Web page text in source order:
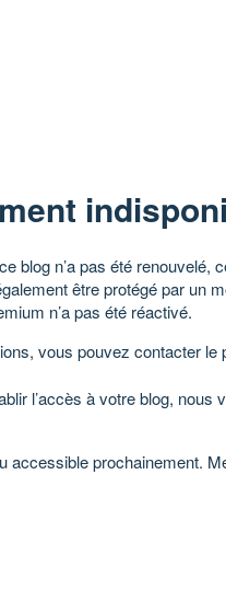
blog n’a pas été renouvelé,
être protégé par un
n’a pas été réactivé.
vous pouvez contacter le
l’accès à votre blog, nous
accessible prochainement.